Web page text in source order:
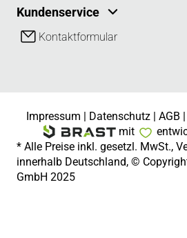
Kundenservice
Kontaktformular
Impressum | Datenschutz| AGB |
mit
* Alle Preise inkl. gesetzl. MwSt.,
innerhalb Deutschland, ©
GmbH 2025